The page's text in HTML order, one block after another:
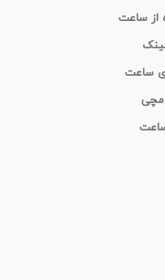
از ساعت
ساعت
مچی
ساعت